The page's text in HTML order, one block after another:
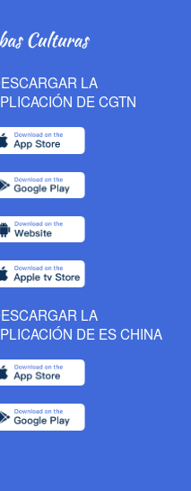
LA
DE CGTN
LA
DE ES CHINA